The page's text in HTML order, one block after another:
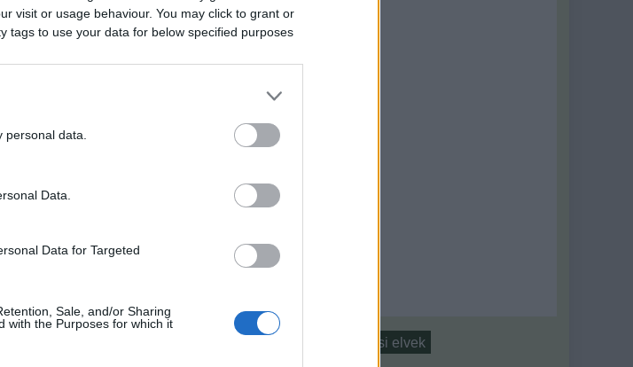
visit or usage behaviour. You may click to grant or
tags to use your data for below specified purposes
personal data.
Data.
Data for Targeted
Sale, and/or Sharing
with the Purposes for which it
Moderálási elvek